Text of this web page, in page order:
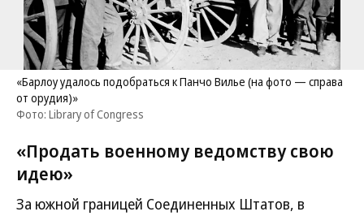
«Барлоу удалось подобраться к Панчо Вилье (на фото — справа
от орудия)»
Фото: Library of Congress
«Продать военному ведомству свою
идею»
За южной границей Соединенных Штатов, в